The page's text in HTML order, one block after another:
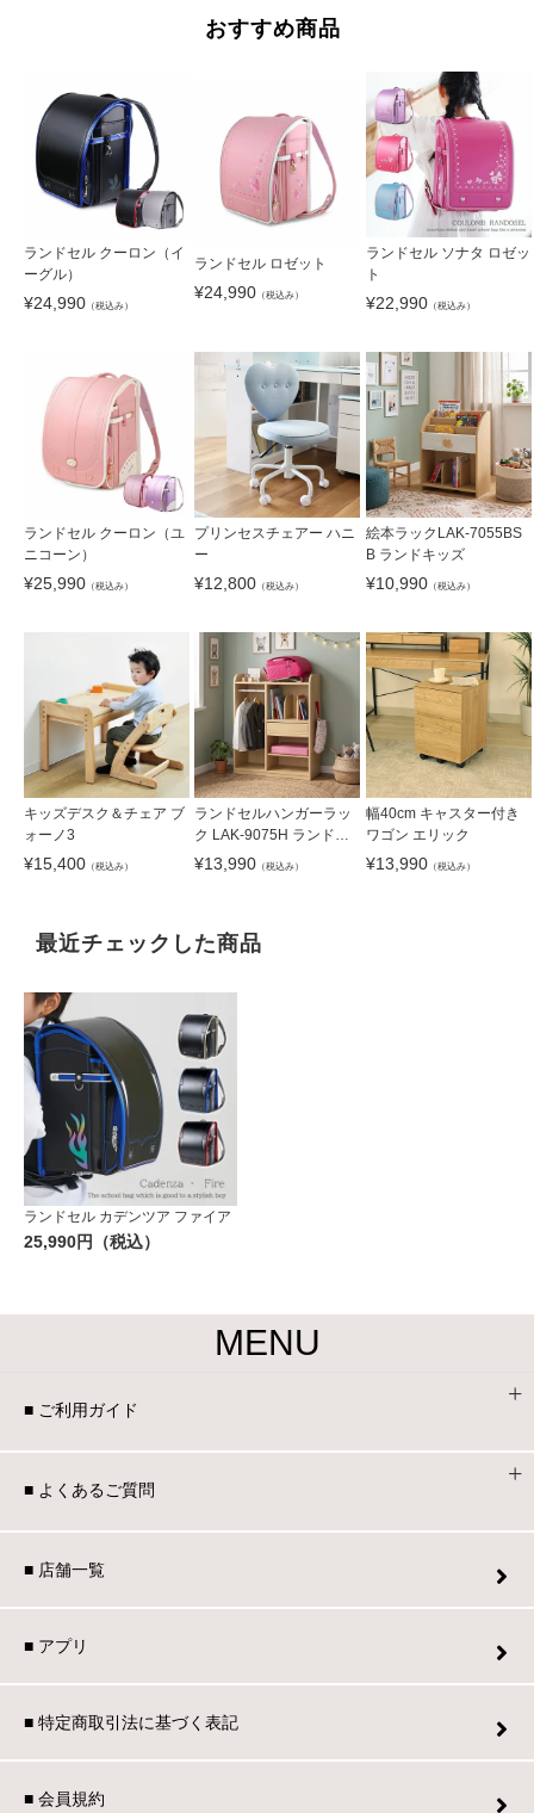
おすすめ商品
ランドセル クーロン（イ
ーグル）
¥24,990 （税込み）
ランドセル ロゼット
¥24,990 （税込み）
ランドセル ソナタ ロゼッ
ト
¥22,990（税込み）
ランドセル クーロン（ユ
ニコーン）
¥25,990 （税込み）
プリンセスチェアー ハニ
ー
¥12,800 （税込み）
絵本ラックLAK-7055BS
B ランドキッズ
¥10,990（税込み）
キッズデスク＆チェア ブ
ォーノ3
¥15,400 （税込み）
ランドセルハンガーラッ
ク LAK-9075H ランドキ
ッズ
¥13,990 （税込み）
幅40cm キャスター付き
ワゴン エリック
¥13,990（税込み）
最近チェックした商品
ランドセル カデンツア ファイア
25,990円（税込）
MENU
■ ご利用ガイド
■ よくあるご質問
■ 店舗一覧
■ アプリ
■ 特定商取引法に基づく表記
■ 会員規約